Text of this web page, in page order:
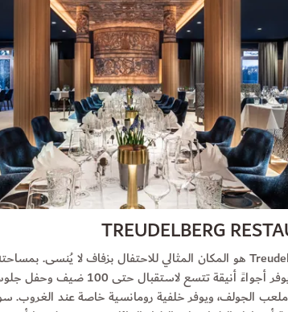
TREUDELBERG
الجولف، ويوفر خلفية رومانسية خاصة عند الغروب.